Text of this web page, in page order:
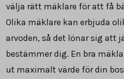
välja rätt mäklare för att få
Olika mäklare kan erbjuda
arvoden, så det lönar sig att
bestämmer dig. En bra
ut maximalt värde för din